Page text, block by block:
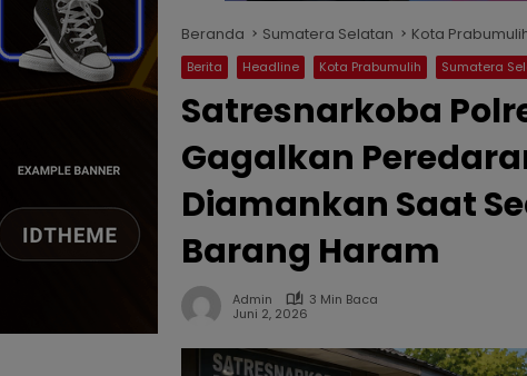
Beranda Sumatera Selatan Kota
Berita Headline Kota Prabumulih Sumatera
Satresnarkoba
Gagalkan
Diamankan Saat
Barang Haram
Admin
3 Min Baca
Juni 2, 2026